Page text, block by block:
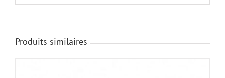
Produits similaires